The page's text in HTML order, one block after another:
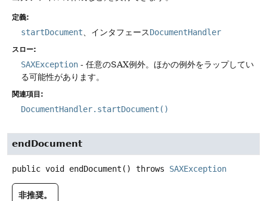
定義:
startDocument 、インタフェースDocumentHandler
スロー:
SAXException - 任意のSAX例外。ほかの例外をラップしてい
る可能性があります。
関連項目:
DocumentHandler.startDocument()
endDocument
public void endDocument () throws SAXException
非推奨。